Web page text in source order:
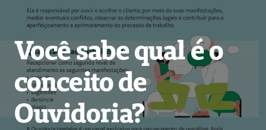
Você sabe qual é o
conceito de
Ouvidoria?